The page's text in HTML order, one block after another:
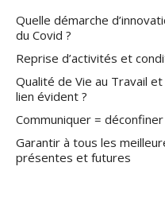
Quelle démarche
du Covid ?
Reprise d’activités et
Qualité de Vie au Travail
lien évident ?
Communiquer = déconfiner
Garantir à tous les
présentes et futures